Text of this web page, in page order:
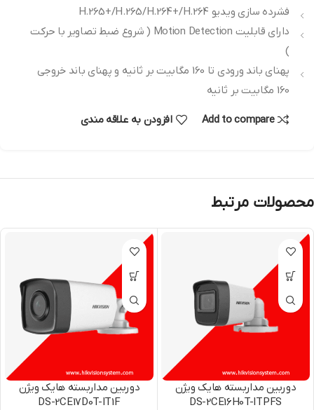
فشرده سازی ویدیو H.265+/H.265/H.264+/H.264
دارای قابلیت Motion Detection ( شروع ضبط تصاویر با حرکت
)
پهنای باند ورودی تا 160 مگابیت بر ثانیه و پهنای باند خروجی
160 مگابیت بر ثانیه
Add to compare افزودن به علاقه مندی
محصولات مرتبط
دوربین مداربسته هایک ویژن
DS-2CE16H0T-ITPFS
دوربین مداربسته هایک ویژن
DS-2CE17D0T-IT1F